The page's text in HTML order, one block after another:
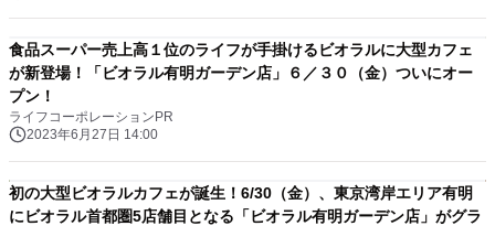
食品スーパー売上高１位のライフが手掛けるビオラルに大型カフェ
が新登場！「ビオラル有明ガーデン店」６／３０（金）ついにオー
プン！
ライフコーポレーションPR
2023年6月27日 14:00
初の大型ビオラルカフェが誕生！6/30（金）、東京湾岸エリア有明
にビオラル首都圏5店舗目となる「ビオラル有明ガーデン店」がグラ